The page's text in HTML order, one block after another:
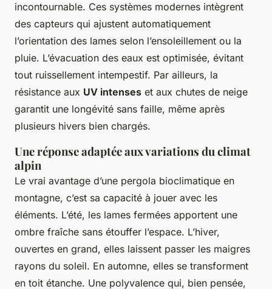
incontournable. Ces systèmes modernes intègrent
des capteurs qui ajustent automatiquement
l’orientation des lames selon l’ensoleillement ou la
pluie. L’évacuation des eaux est optimisée, évitant
tout ruissellement intempestif. Par ailleurs, la
résistance aux UV intenses et aux chutes de neige
garantit une longévité sans faille, même après
plusieurs hivers bien chargés.
Une réponse adaptée aux variations du climat
alpin
Le vrai avantage d’une pergola bioclimatique en
montagne, c’est sa capacité à jouer avec les
éléments. L’été, les lames fermées apportent une
ombre fraîche sans étouffer l’espace. L’hiver,
ouvertes en grand, elles laissent passer les maigres
rayons du soleil. En automne, elles se transforment
en toit étanche. Une polyvalence qui, bien pensée,